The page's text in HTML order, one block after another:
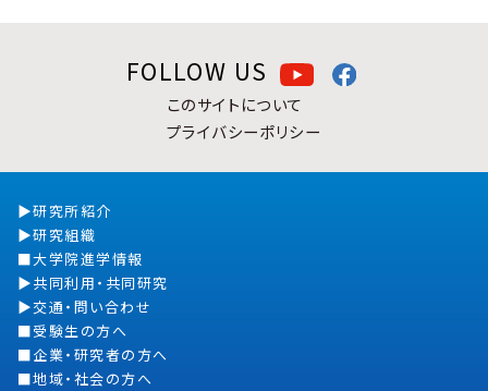
FOLLOW US
このサイトについて
プライバシーポリシー
研究所紹介
研究組織
大学院進学情報
共同利用・共同研究
交通・問い合わせ
受験生の方へ
企業・研究者の方へ
地域・社会の方へ